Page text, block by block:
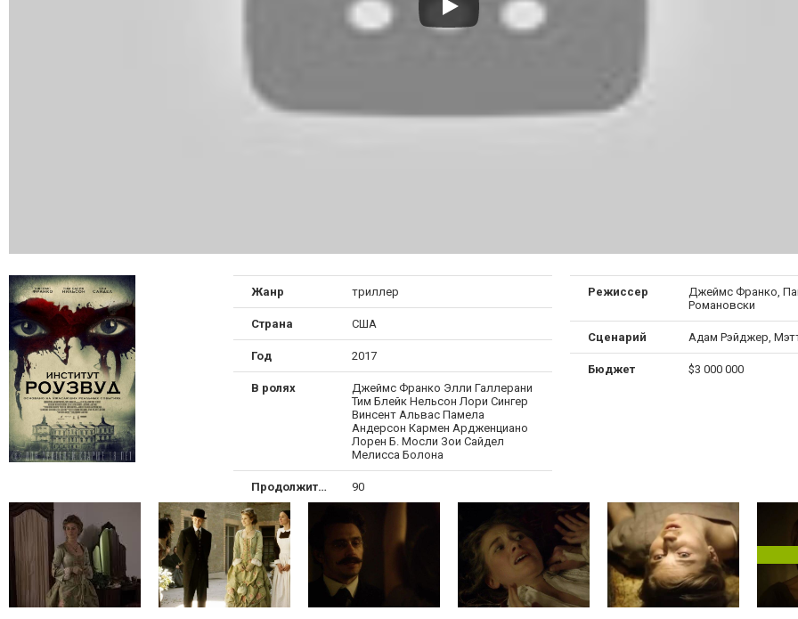
Жанр триллер
Страна США
Год 2017
В ролях
Джеймс Франко Элли Галлерани
Тим Блейк Нельсон Лори Сингер
Винсент Альвас Памела
Андерсон Кармен Ардженциано
Лорен Б. Мосли Зои Сайдел
Мелисса Болона
Режиссер
Джеймс Франко,
Романовски
Сценарий Адам Рэйджер,
Бюджет $3 000 000
Продолжительность 90